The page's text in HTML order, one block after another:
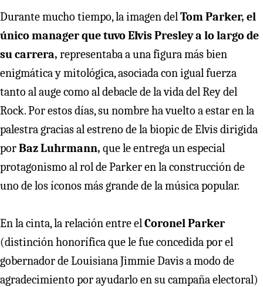
Durante mucho tiempo, la imagen delTom Parker, el
único manager que tuvo Elvis Presley a lo largo de
su carrera, representaba a una figura más bien
enigmática y mitológica, asociada con igual fuerza
tanto al auge como al debacle de la vida del Rey del
Rock. Por estos días, su nombre ha vuelto a estar en la
palestra gracias al estreno de la biopic de Elvis dirigida
porBaz Luhrmann, que le entrega un especial
protagonismo al rol de Parker en la construcción de
uno de los íconos más grande de la música popular.
En la cinta, la relación entre elCoronel Parker
(distinción honorífica que le fue concedida por el
gobernador de Louisiana Jimmie Davis a modo de
agradecimiento por ayudarlo en su campaña electoral)